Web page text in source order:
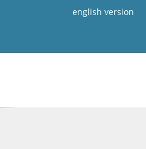
english version